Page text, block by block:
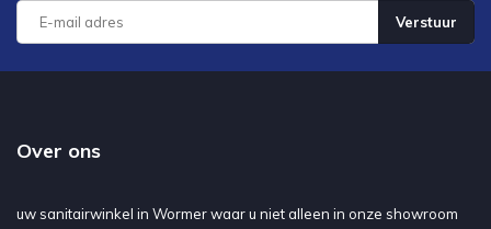
Verstuur
Over ons
uw sanitairwinkel in Wormer waar u niet alleen in onze showroom